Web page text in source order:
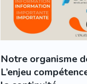
Notre organisme
L’enjeu